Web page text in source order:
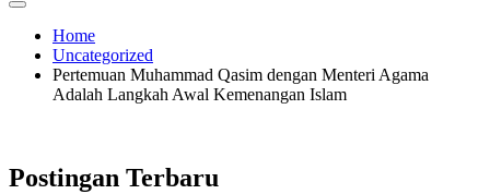
Home
Uncategorized
Pertemuan Muhammad Qasim dengan Menteri Agama
Adalah Langkah Awal Kemenangan Islam
Postingan Terbaru